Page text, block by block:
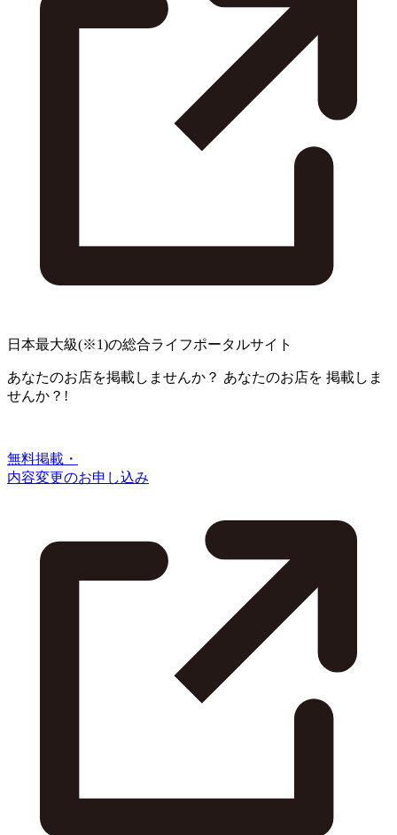
日本最大級(※1)の総合ライフポータルサイト
あなたのお店を掲載しませんか？ あなたのお店を 掲載しま
せんか？!
無料掲載・
内容変更のお申し込み